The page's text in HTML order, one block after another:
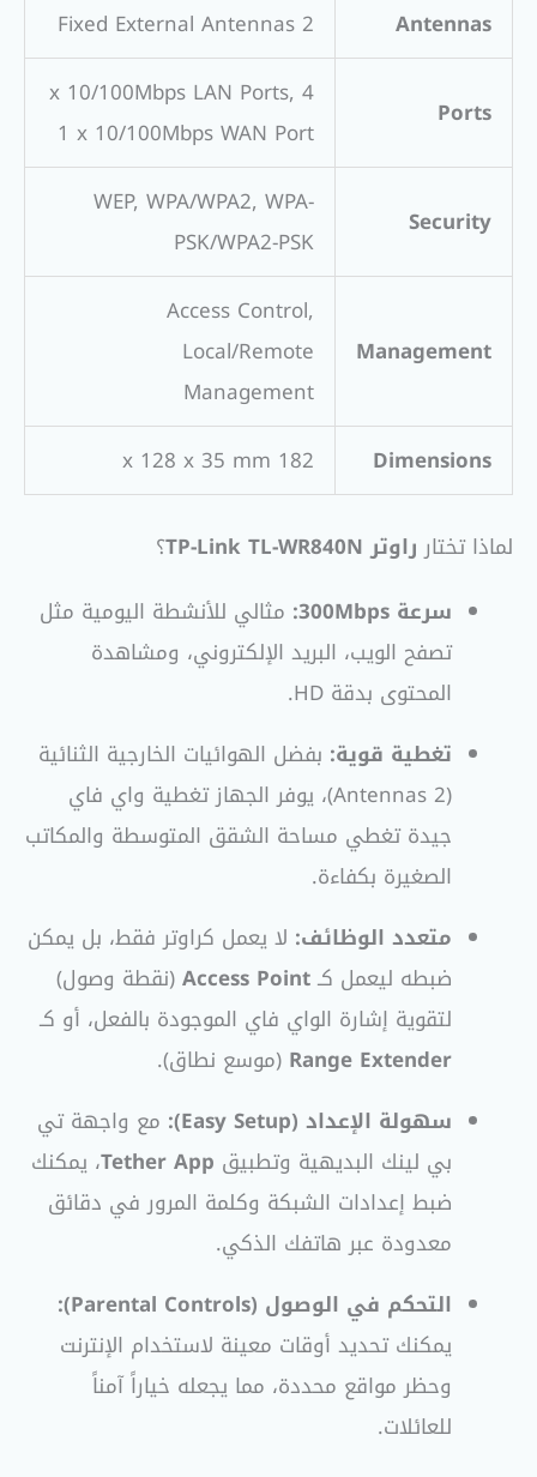
Antennas
2 Fixed External Antennas
Ports
4 x 10/100Mbps LAN Ports,
1 x 10/100Mbps WAN Port
Security
WEP, WPA/WPA2, WPA-
PSK/WPA2-PSK
Management
Access Control,
Local/Remote
Management
Dimensions
182 x 128 x 35 mm
لماذا تختار راوتر TP-Link TL-WR840N
؟
سرعة 300Mbps:
مثالي للأنشطة اليومية مثل
تصفح الويب، البريد الإلكتروني، ومشاهدة
المحتوى بدقة HD.
تغطية قوية: بفضل الهوائيات الخارجية الثنائية
(2 Antennas)، يوفر الجهاز تغطية واي فاي
جيدة تغطي مساحة الشقق المتوسطة والمكاتب
الصغيرة بكفاءة.
متعدد الوظائف: لا يعمل كراوتر فقط، بل يمكن
ضبطه ليعمل كـAccess Point(نقطة وصول)
لتقوية إشارة الواي فاي الموجودة بالفعل، أو كـ
Range Extender (موسع نطاق).
سهولة الإعداد (Easy Setup):
مع واجهة تي
بي لينك البديهية وتطبيق Tether App، يمكنك
ضبط إعدادات الشبكة وكلمة المرور في دقائق
معدودة عبر هاتفك الذكي.
التحكم في الوصول (Parental Controls):
يمكنك تحديد أوقات معينة لاستخدام الإنترنت
وحظر مواقع محددة، مما يجعله خياراً آمناً
للعائلات.